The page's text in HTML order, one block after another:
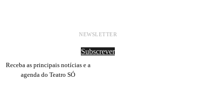
NEWSLETTER
Subscrever
Receba as principais notícias e a
agenda do Teatro SÓ